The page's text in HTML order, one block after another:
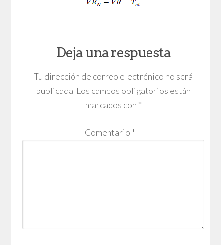
Deja una respuesta
Tu dirección de correo electrónico no será
publicada. Los campos obligatorios están
marcados con *
Comentario *